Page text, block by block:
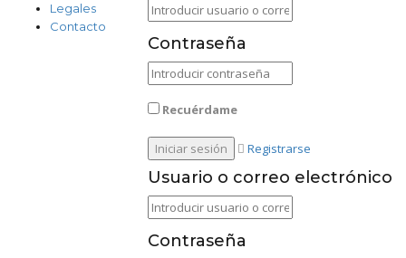
Contraseña
Recuérdame
Registrarse
Usuario o correo electrónico
Contraseña
Legales
Contacto